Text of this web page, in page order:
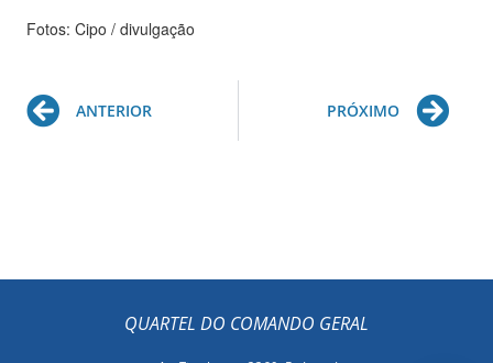
Fotos: Cipo / divulgação
Prev
ANTERIOR PRÓXIMO
QUARTEL DO COMANDO GERAL